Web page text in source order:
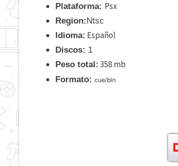
Plataforma: Psx
Region:Ntsc
Idioma: Español
Discos: 1
Peso total: 358 mb
Formato:cue/bin